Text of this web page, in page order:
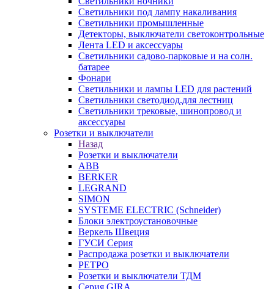
Светильники под лампу накаливания
Светильники промышленные
Детекторы, выключатели светоконтрольные
Лента LED и аксессуары
Светильники садово-парковые и на солн.
батарее
Фонари
Светильники и лампы LED для растений
Светильники светодиод.для лестниц
Светильники трековые, шинопровод и
аксессуары
Розетки и выключатели
Назад
Розетки и выключатели
ABB
BERKER
LEGRAND
SIMON
SYSTEME ELECTRIC (Schneider)
Блоки электроустановочные
Веркель Швеция
ГУСИ Серия
Распродажа розетки и выключатели
РЕТРО
Розетки и выключатели ТДМ